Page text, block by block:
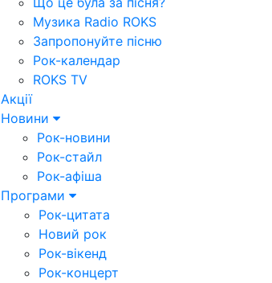
Музика Radio ROKS
Запропонуйте пісню
Рок-календар
ROKS TV
Акції
Новини
Рок-новини
Рок-стайл
Рок-афіша
Програми
Рок-цитата
Новий рок
Рок-вікенд
Рок-концерт